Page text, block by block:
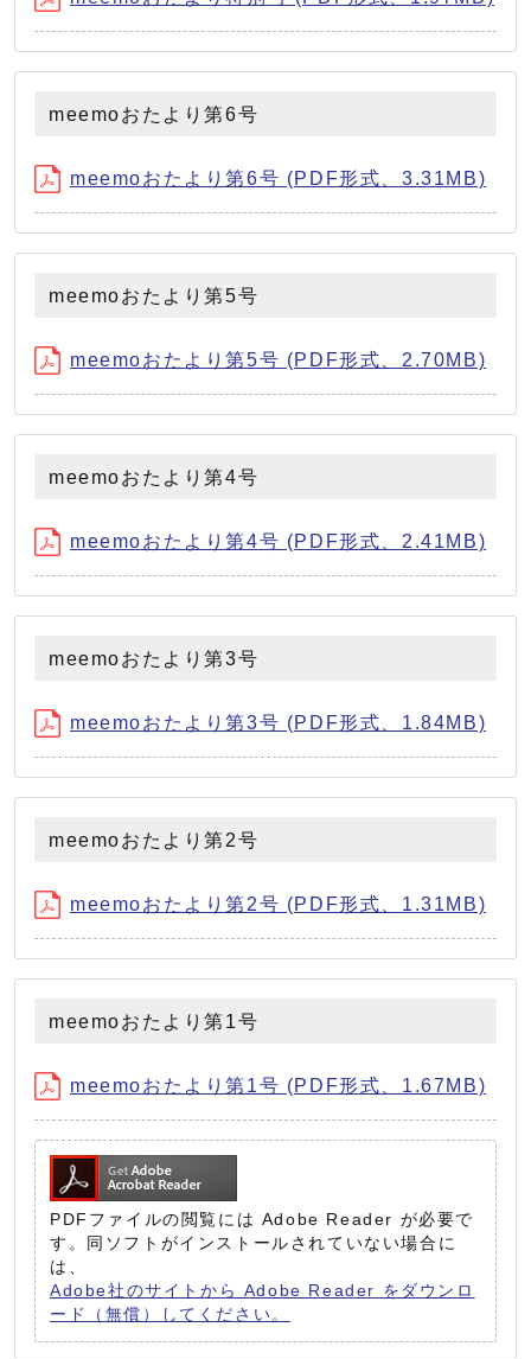
meemoおたより第6号
meemoおたより第6号 (PDF形式、3.31MB)
meemoおたより第5号
meemoおたより第5号 (PDF形式、2.70MB)
meemoおたより第4号
meemoおたより第4号 (PDF形式、2.41MB)
meemoおたより第3号
meemoおたより第3号 (PDF形式、1.84MB)
meemoおたより第2号
meemoおたより第2号 (PDF形式、1.31MB)
meemoおたより第1号
meemoおたより第1号 (PDF形式、1.67MB)
PDFファイルの閲覧には Adobe Reader が必要で
す。同ソフトがインストールされていない場合に
は、
Adobe社のサイトから Adobe Reader をダウンロ
ード（無償）してください。